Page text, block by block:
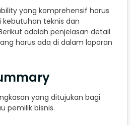
yang komprehensif harus
teknis dan
adalah penjelasan detail
harus ada di dalam laporan
yang ditujukan bagi
pemilik bisnis.